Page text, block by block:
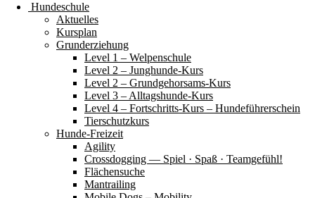
Hundeschule
Aktuelles
Kursplan
Grunderziehung
Level 1 – Welpenschule
Level 2 – Junghunde-Kurs
Level 2 – Grundgehorsams-Kurs
Level 3 – Alltagshunde-Kurs
Level 4 – Fortschritts-Kurs – Hundeführerschein
Tierschutzkurs
Hunde-Freizeit
Agility
Crossdogging — Spiel · Spaß · Teamgefühl!
Flächensuche
Mantrailing